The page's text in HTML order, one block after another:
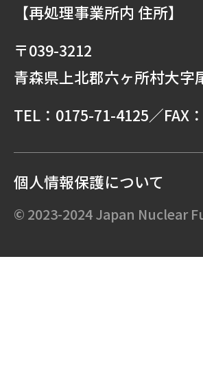
【再処理事業所内 住所】
〒039-3212
青森県上北郡六ヶ所村大字
TEL：0175-71-4125／FAX
個人情報保護について
© 2023-2024 Japan Nuclear